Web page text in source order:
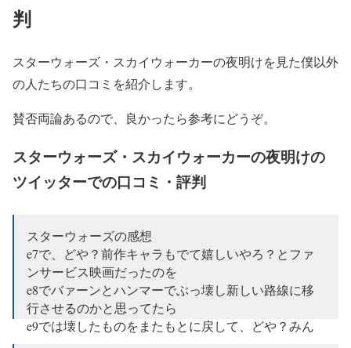
判
スターウォーズ・スカイウォーカーの夜明けを見た僕以外
の人たちの口コミを紹介します。
賛否両論あるので、良かったら参考にどうぞ。
スターウォーズ・スカイウォーカーの夜明けの
ツイッターでの口コミ・評判
スターウォーズの感想
e7で、どや？前作キャラもでて嬉しいやろ？とファ
ンサービス映画だったのを
e8でバァーンとハンマーでぶっ壊し新しい路線に移
行させるのかと思ってたら
e9では壊したものをまたもとに戻して、どや？みん